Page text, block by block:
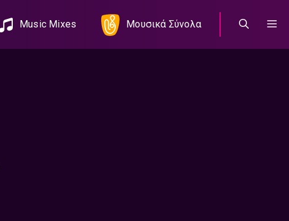
Music Mixes Μουσικά Σύνολα